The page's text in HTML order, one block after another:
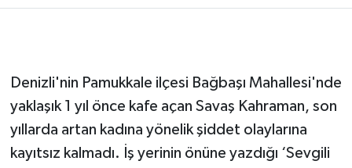
Denizli'nin Pamukkale ilçesi Bağbaşı Mahallesi'nde
yaklaşık 1 yıl önce kafe açan Savaş Kahraman, son
yıllarda artan kadına yönelik şiddet olaylarına
kayıtsız kalmadı. İş yerinin önüne yazdığı ‘Sevgili